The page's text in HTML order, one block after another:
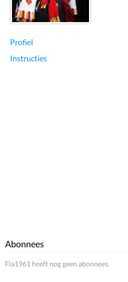
Profiel
Instructies
Abonnees
Fia1961 heeft nog geen abonnees.